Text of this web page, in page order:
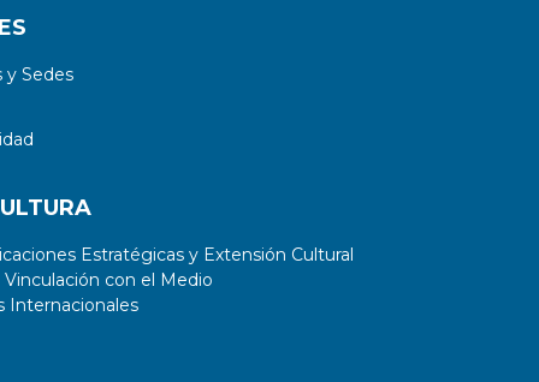
Sedes
Estratégicas y Extensión Cultural
con el Medio
Internacionales